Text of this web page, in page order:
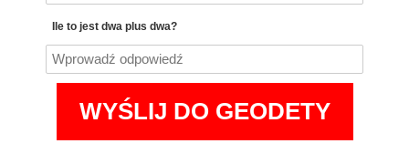
Ile to jest dwa plus dwa?